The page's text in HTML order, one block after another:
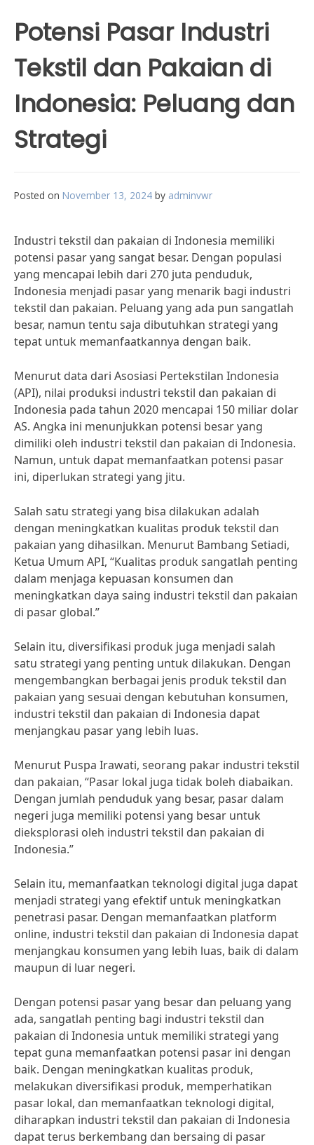
Potensi Pasar Industri
Tekstil dan Pakaian di
Indonesia: Peluang dan
Strategi
Posted on November 13, 2024 by adminvwr
Industri tekstil dan pakaian di Indonesia memiliki
potensi pasar yang sangat besar. Dengan populasi
yang mencapai lebih dari 270 juta penduduk,
Indonesia menjadi pasar yang menarik bagi industri
tekstil dan pakaian. Peluang yang ada pun sangatlah
besar, namun tentu saja dibutuhkan strategi yang
tepat untuk memanfaatkannya dengan baik.
Menurut data dari Asosiasi Pertekstilan Indonesia
(API), nilai produksi industri tekstil dan pakaian di
Indonesia pada tahun 2020 mencapai 150 miliar dolar
AS. Angka ini menunjukkan potensi besar yang
dimiliki oleh industri tekstil dan pakaian di Indonesia.
Namun, untuk dapat memanfaatkan potensi pasar
ini, diperlukan strategi yang jitu.
Salah satu strategi yang bisa dilakukan adalah
dengan meningkatkan kualitas produk tekstil dan
pakaian yang dihasilkan. Menurut Bambang Setiadi,
Ketua Umum API, “Kualitas produk sangatlah penting
dalam menjaga kepuasan konsumen dan
meningkatkan daya saing industri tekstil dan pakaian
di pasar global.”
Selain itu, diversifikasi produk juga menjadi salah
satu strategi yang penting untuk dilakukan. Dengan
mengembangkan berbagai jenis produk tekstil dan
pakaian yang sesuai dengan kebutuhan konsumen,
industri tekstil dan pakaian di Indonesia dapat
menjangkau pasar yang lebih luas.
Menurut Puspa Irawati, seorang pakar industri tekstil
dan pakaian, “Pasar lokal juga tidak boleh diabaikan.
Dengan jumlah penduduk yang besar, pasar dalam
negeri juga memiliki potensi yang besar untuk
dieksplorasi oleh industri tekstil dan pakaian di
Indonesia.”
Selain itu, memanfaatkan teknologi digital juga dapat
menjadi strategi yang efektif untuk meningkatkan
penetrasi pasar. Dengan memanfaatkan platform
online, industri tekstil dan pakaian di Indonesia dapat
menjangkau konsumen yang lebih luas, baik di dalam
maupun di luar negeri.
Dengan potensi pasar yang besar dan peluang yang
ada, sangatlah penting bagi industri tekstil dan
pakaian di Indonesia untuk memiliki strategi yang
tepat guna memanfaatkan potensi pasar ini dengan
baik. Dengan meningkatkan kualitas produk,
melakukan diversifikasi produk, memperhatikan
pasar lokal, dan memanfaatkan teknologi digital,
diharapkan industri tekstil dan pakaian di Indonesia
dapat terus berkembang dan bersaing di pasar